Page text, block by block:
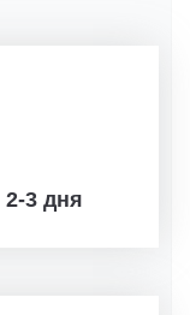
2-3 дня